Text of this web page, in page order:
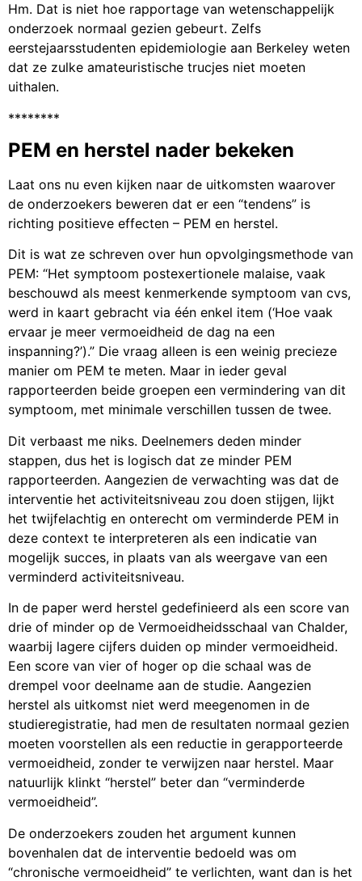
Hm. Dat is niet hoe rapportage van wetenschappelijk
onderzoek normaal gezien gebeurt. Zelfs
eerstejaarsstudenten epidemiologie aan Berkeley weten
dat ze zulke amateuristische trucjes niet moeten
uithalen.
********
PEM en herstel nader bekeken
Laat ons nu even kijken naar de uitkomsten waarover
de onderzoekers beweren dat er een “tendens” is
richting positieve effecten – PEM en herstel.
Dit is wat ze schreven over hun opvolgingsmethode van
PEM: “Het symptoom postexertionele malaise, vaak
beschouwd als meest kenmerkende symptoom van cvs,
werd in kaart gebracht via één enkel item (‘Hoe vaak
ervaar je meer vermoeidheid de dag na een
inspanning?’).” Die vraag alleen is een weinig precieze
manier om PEM te meten. Maar in ieder geval
rapporteerden beide groepen een vermindering van dit
symptoom, met minimale verschillen tussen de twee.
Dit verbaast me niks. Deelnemers deden minder
stappen, dus het is logisch dat ze minder PEM
rapporteerden. Aangezien de verwachting was dat de
interventie het activiteitsniveau zou doen stijgen, lijkt
het twijfelachtig en onterecht om verminderde PEM in
deze context te interpreteren als een indicatie van
mogelijk succes, in plaats van als weergave van een
verminderd activiteitsniveau.
In de paper werd herstel gedefinieerd als een score van
drie of minder op de Vermoeidheidsschaal van Chalder,
waarbij lagere cijfers duiden op minder vermoeidheid.
Een score van vier of hoger op die schaal was de
drempel voor deelname aan de studie. Aangezien
herstel als uitkomst niet werd meegenomen in de
studieregistratie, had men de resultaten normaal gezien
moeten voorstellen als een reductie in gerapporteerde
vermoeidheid, zonder te verwijzen naar herstel. Maar
natuurlijk klinkt “herstel” beter dan “verminderde
vermoeidheid”.
De onderzoekers zouden het argument kunnen
bovenhalen dat de interventie bedoeld was om
“chronische vermoeidheid” te verlichten, want dan is het